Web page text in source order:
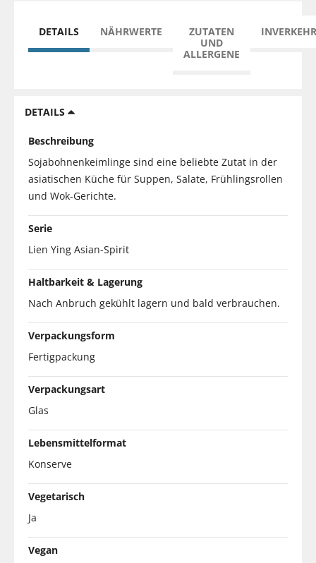
DETAILS NÄHRWERTE
ZUTATEN
UND
ALLERGENE
DETAILS
Beschreibung
Sojabohnenkeimlinge sind eine beliebte Zutat in der
asiatischen Küche für Suppen, Salate, Frühlingsrollen
und Wok-Gerichte.
Serie
Lien Ying Asian-Spirit
Haltbarkeit & Lagerung
Nach Anbruch gekühlt lagern und bald verbrauchen.
Verpackungsform
Fertigpackung
Verpackungsart
Glas
Lebensmittelformat
Konserve
Vegetarisch
Ja
Vegan